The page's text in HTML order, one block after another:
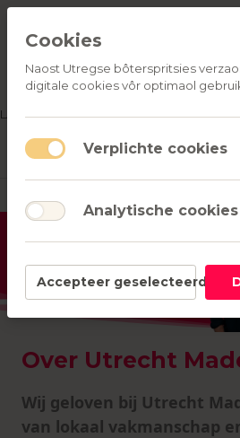
ONS
Over Utrecht
Wij geloven bij Utrecht
van lokaal vakmanschap
Cookies
Naost Utregse bôterspritsies
digitale cookies vôr optimaol
Verplichte cookies
Analytische cookies
Accepteer geselecteerd